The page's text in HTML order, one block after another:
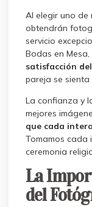
Al elegir uno de
obtendrán
servicio
Bodas en
satisfacción
pareja se
La confianza y
mejores
que cada
Tomamos cada
ceremonia
La
del